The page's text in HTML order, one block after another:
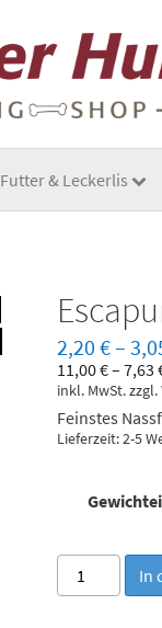
Futter & Leckerlis
2,20€–
11,00€–7,63
inkl. MwSt.zzgl.
Feinstes
Lieferzeit: 2-5
Escapure
Pferde-
In